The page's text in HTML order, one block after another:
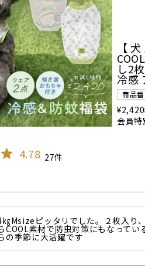
【
し2
冷感
商品
¥2,420
会員
4.78 27
Msizeピッタリでした。２枚入り
COOL素材で防虫対策にもなってい
の季節に大活躍です